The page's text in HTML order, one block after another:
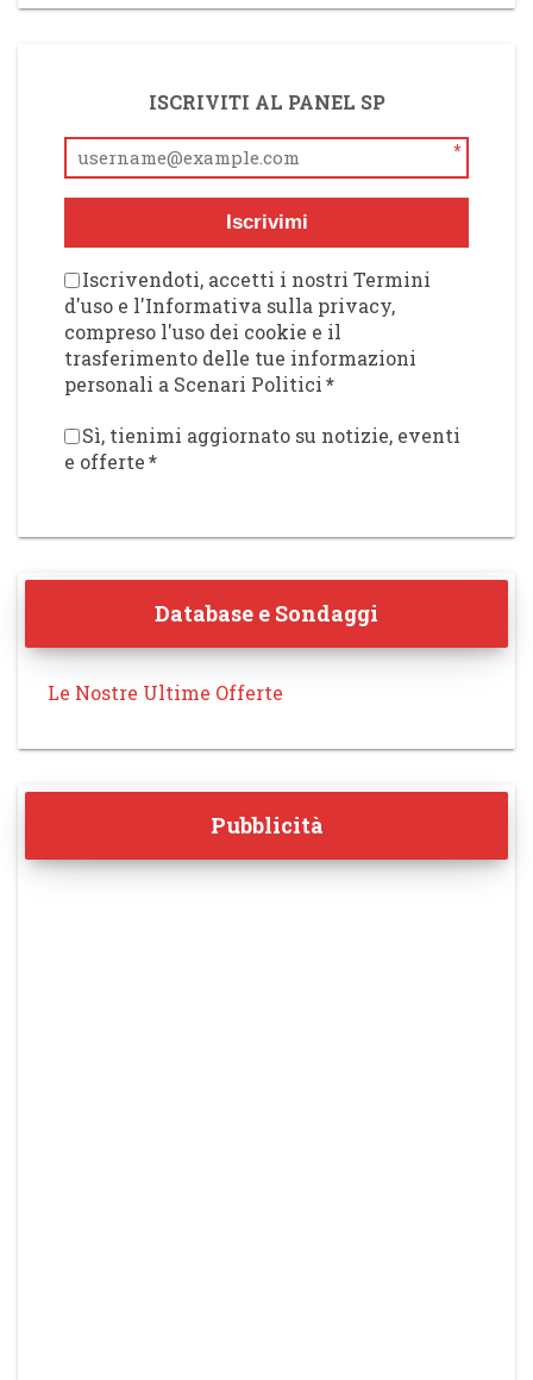
ISCRIVITI AL PANEL SP
*
Iscrivimi
Iscrivendoti, accetti i nostri Termini
d'uso e l'Informativa sulla privacy,
compreso l'uso dei cookie e il
trasferimento delle tue informazioni
personali a Scenari Politici*
Sì, tienimi aggiornato su notizie, eventi
e offerte*
Database e Sondaggi
Le Nostre Ultime Offerte
Pubblicità